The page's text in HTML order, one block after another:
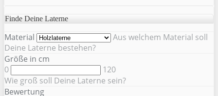
Finde Deine Laterne
Material
Aus welchem Material soll
Deine Laterne bestehen?
Größe in cm
0
120
Wie groß soll Deine Laterne sein?
Bewertung